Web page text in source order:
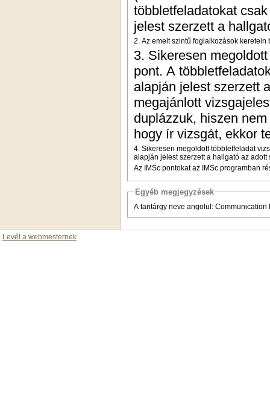
többletfeladatokat
jelest szerzett a
2. Az emelt szintű foglalkozások
3. Sikeresen
pont. A
alapján jelest szerzett
megajánlott
duplázzuk, hiszen
hogy ír vizsgát, ekkor
4. Sikeresen megoldott többletfeladat
alapján jelest szerzett a hallgató az adott
Az IMSc pontokat az IMSc programban
Egyéb megjegyzések
A tantárgy neve angolul: Communication
Levél a webmesternek